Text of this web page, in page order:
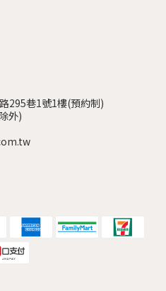
295巷1號1樓(預約制)
外)